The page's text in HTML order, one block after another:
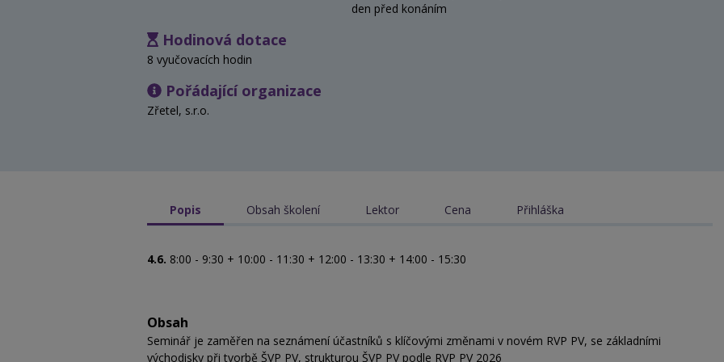
den před konáním
Hodinová dotace
8 vyučovacích hodin
Pořádající organizace
Zřetel, s.r.o.
Popis Obsah školení Lektor Cena Přihláška
4.6. 8:00 - 9:30 + 10:00 - 11:30 + 12:00 - 13:30 + 14:00 - 15:30
Obsah
Seminář je zaměřen na seznámení účastníků s klíčovými změnami v novém RVP PV, se základními
východisky při tvorbě ŠVP PV, strukturou ŠVP PV podle RVP PV 2026